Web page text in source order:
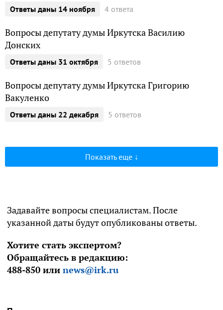
ответы даны 14 ноября 4 ответа
Вопросы депутату думы Иркутска Василию
Донских
ответы даны 31 октября 5 ответов
Вопросы депутату думы Иркутска Григорию
Вакуленко
ответы даны 22 декабря 5 ответов
Показать еще
Задавайте вопросы специалистам. После
указанной даты будут опубликованы ответы.
Хотите стать экспертом?
Обращайтесь в редакцию:
488-850 или news@irk.ru